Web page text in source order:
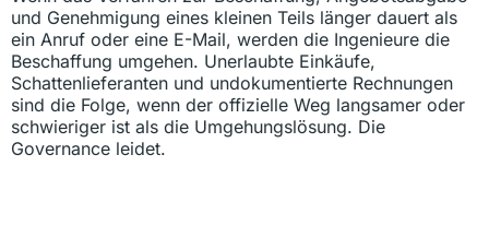
und Genehmigung eines kleinen Teils länger dauert als
ein Anruf oder eine E-Mail, werden die Ingenieure die
Beschaffung umgehen. Unerlaubte Einkäufe,
Schattenlieferanten und undokumentierte Rechnungen
sind die Folge, wenn der offizielle Weg langsamer oder
schwieriger ist als die Umgehungslösung. Die
Governance leidet.